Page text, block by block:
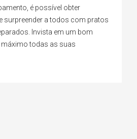
é possível obter
surpreender a todos com pratos
Invista em um bom
todas as suas